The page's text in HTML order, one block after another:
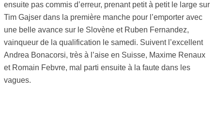
ensuite pas commis d’erreur, prenant petit à petit le large sur
Tim Gajser dans la première manche pour l’emporter avec
une belle avance sur le Slovène et Ruben Fernandez,
vainqueur de la qualification le samedi. Suivent l’excellent
Andrea Bonacorsi, très à l’aise en Suisse, Maxime Renaux
et Romain Febvre, mal parti ensuite à la faute dans les
vagues.